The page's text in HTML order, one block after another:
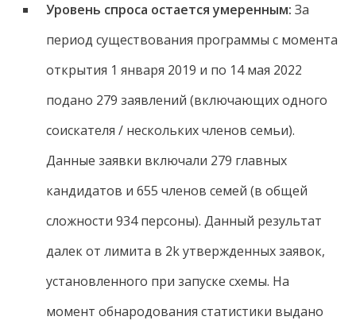
Уровень спроса остается умеренным: За
период существования программы с момента
открытия 1 января 2019 и по 14 мая 2022
подано 279 заявлений (включающих одного
соискателя / нескольких членов семьи).
Данные заявки включали 279 главных
кандидатов и 655 членов семей (в общей
сложности 934 персоны). Данный результат
далек от лимита в 2k утвержденных заявок,
установленного при запуске схемы. На
момент обнародования статистики выдано